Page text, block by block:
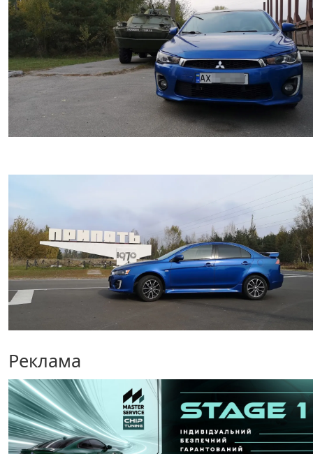
Реклама